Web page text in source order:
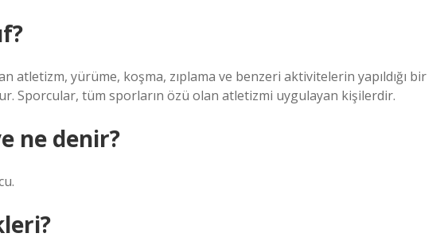
atletizm, yürüme, koşma, zıplama ve benzeri aktivitelerin yapıldığı bir
Sporcular, tüm sporların özü olan atletizmi uygulayan kişilerdir.
ne denir?